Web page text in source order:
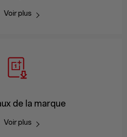
Voir plus
de la marque
Voir plus